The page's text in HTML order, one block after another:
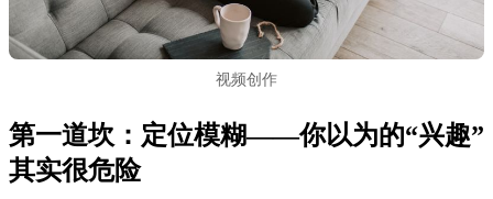
视频创作
第一道坎：定位模糊——你以为的“兴趣”
其实很危险